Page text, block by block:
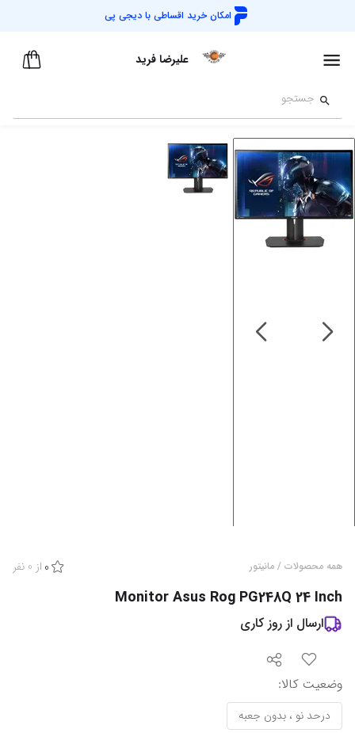
امکان خرید اقساطی با دیجی پی
علیرضا فرید
همه محصولات / مانیتور 0 از 0 نفر
Monitor Asus Rog PG248Q 24 Inch
ارسال از روز کاری
وضعیت کالا:
درحد نو ، بدون جعبه